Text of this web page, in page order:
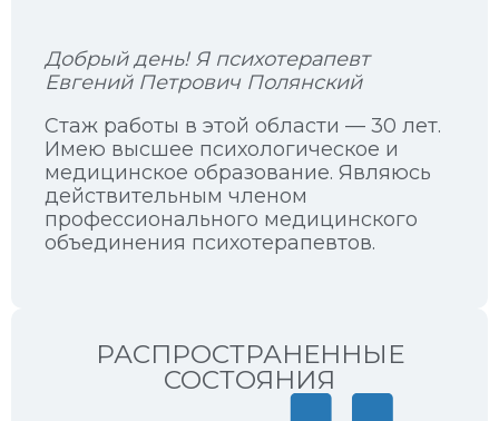
Добрый день! Я психотерапевт
Евгений Петрович Полянский
Стаж работы в этой области — 30 лет.
Имею высшее психологическое и
медицинское образование. Являюсь
действительным членом
профессионального медицинского
объединения психотерапевтов.
РАСПРОСТРАНЕННЫЕ
СОСТОЯНИЯ